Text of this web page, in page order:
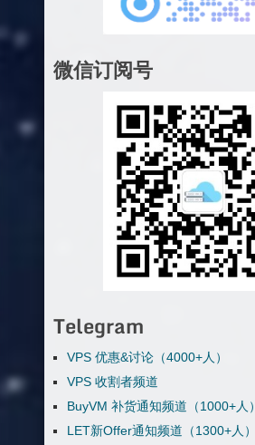
微信订阅号
Telegram
VPS 优惠&讨论（4000+人）
VPS 收割者频道
BuyVM 补货通知频道（1000+人）
LET新Offer通知频道（1300+人）